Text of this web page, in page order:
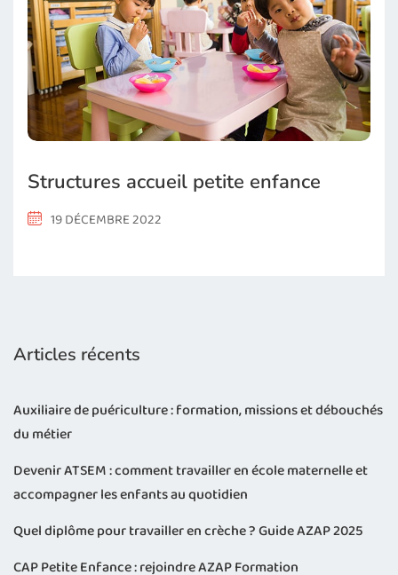
Structures accueil petite enfance
19 DÉCEMBRE 2022
Articles récents
Auxiliaire de puériculture : formation, missions et débouchés
du métier
Devenir ATSEM : comment travailler en école maternelle et
accompagner les enfants au quotidien
Quel diplôme pour travailler en crèche ? Guide AZAP 2025
CAP Petite Enfance : rejoindre AZAP Formation